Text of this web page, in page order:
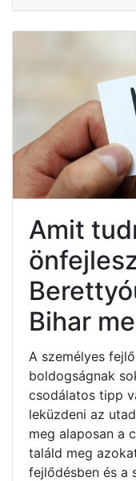
Amit
Bihar
A személyes
boldogságnak
csodálatos tipp
leküzdeni az
meg alaposan a
találd meg
fejlődésben és a